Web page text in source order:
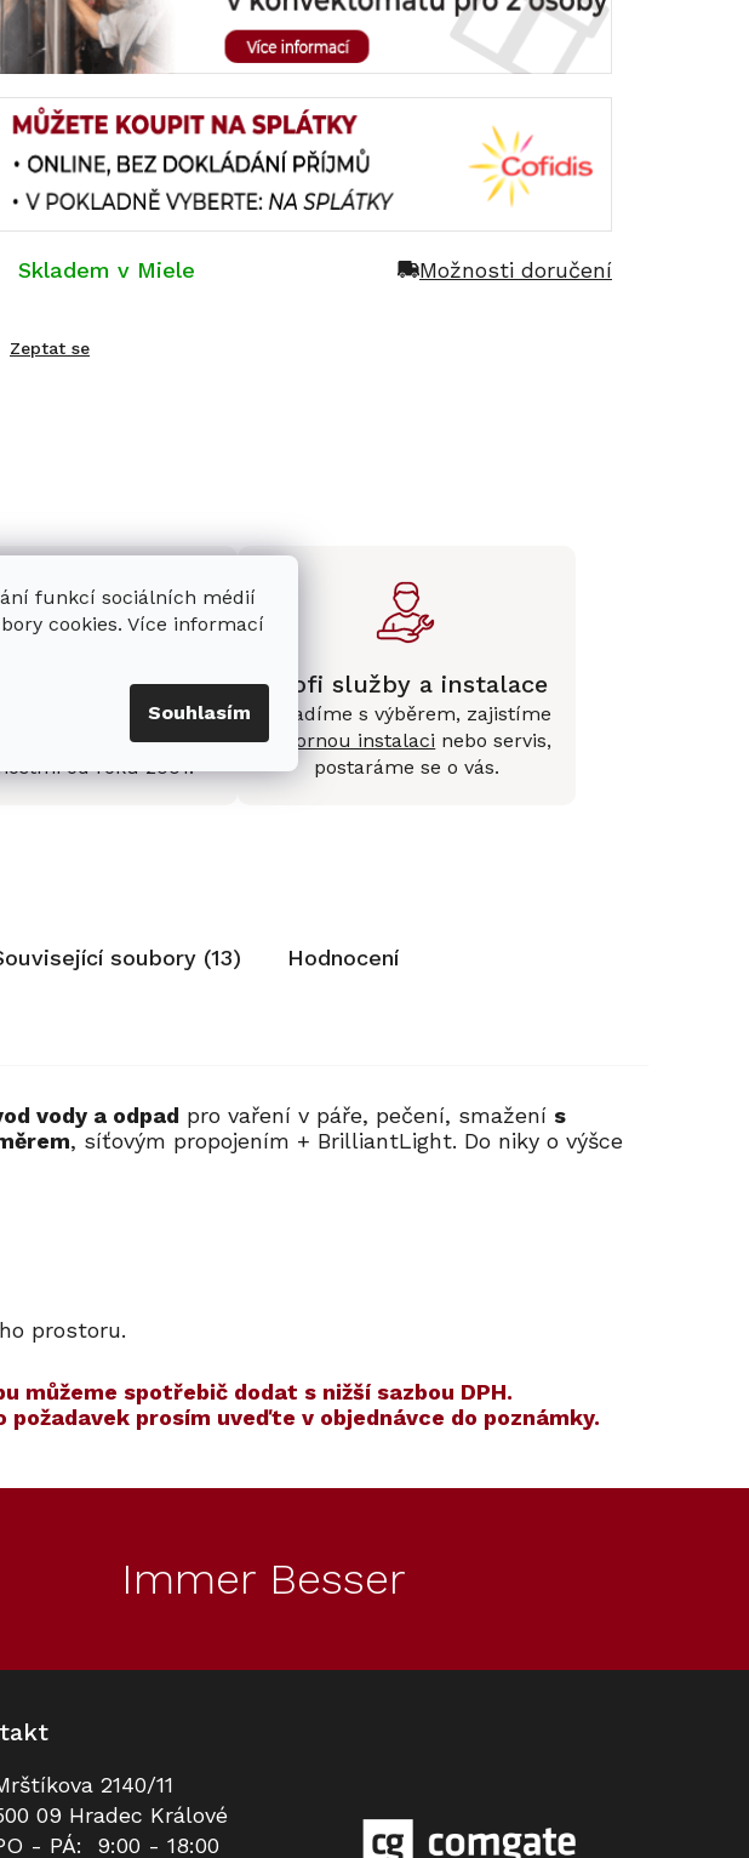
funkcí sociálních médií
cookies. Více informací
Souhlasím
Zeptat se
Skladem v Miele Možnosti doručení
prodejce
stabilní prodejce
spotřebičů Miele se
od roku 2001.
Profi služby a instalace
Poradíme s výběrem, zajistíme
odbornou instalaci nebo servis,
postaráme se o vás.
soubory (13) Hodnocení
vody a odpad pro vaření v páře, pečení, smažení s
, síťovým propojením + BrilliantLight. Do niky o výšce
prostoru.
můžeme spotřebič dodat s nižší sazbou DPH.
požadavek prosím uveďte v objednávce do poznámky.
DGC
Konvektomat XXL MIELE DGC
7465 HC Pro Nerez CleanSteel
10 let
Miele GP HC 0125 L HydroCleaner
(sada 4 lahví) - čisticí prostředek
Immer Besser
2140/11
09 Hradec Králové
- PÁ:
9:00 - 18:00